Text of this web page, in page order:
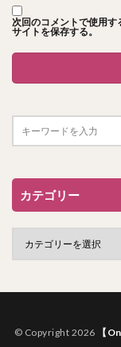
次回のコメントで使用す
サイトを保存する。
カテゴリー
© Copyright 2026
【